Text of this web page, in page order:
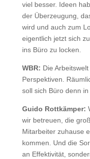
viel besser. Ideen
der Überzeugung,
wird und auch zum
eigentlich jetzt sich
ins Büro zu locken.
WBR: Die
Perspektiven.
soll sich Büro denn
Guido Rottkämper:
wir betreuen, die
Mitarbeiter zuhause
kommen. Und die
an Effektivität,